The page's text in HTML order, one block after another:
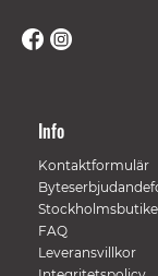
Info
Kontaktformulär
FAQ
Leveransvillkor